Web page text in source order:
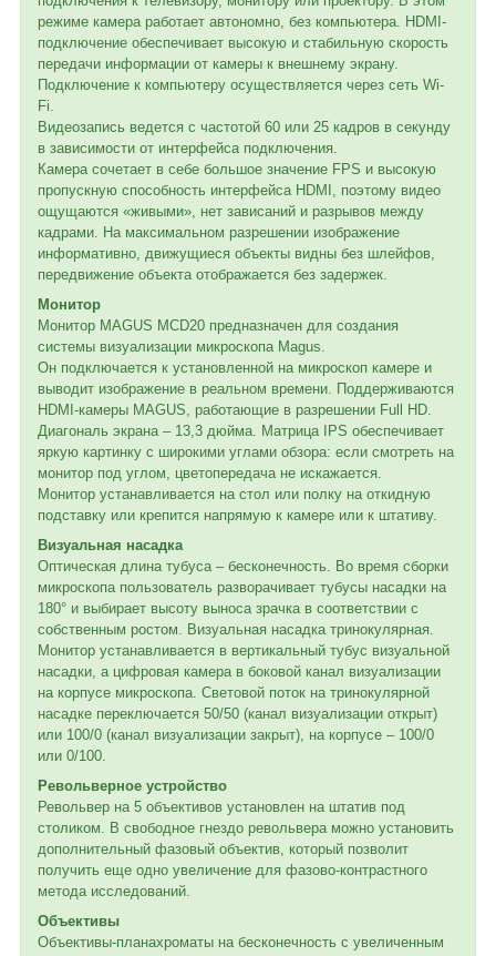
режиме камера работает автономно, без компьютера. HDMI-
подключение обеспечивает высокую и стабильную скорость
передачи информации от камеры к внешнему экрану.
Подключение к компьютеру осуществляется через сеть Wi-
Fi.
Видеозапись ведется с частотой 60 или 25 кадров в секунду
в зависимости от интерфейса подключения.
Камера сочетает в себе большое значение FPS и высокую
пропускную способность интерфейса HDMI, поэтому видео
ощущаются «живыми», нет зависаний и разрывов между
кадрами. На максимальном разрешении изображение
информативно, движущиеся объекты видны без шлейфов,
передвижение объекта отображается без задержек.
Монитор
Монитор MAGUS MCD20 предназначен для создания
системы визуализации микроскопа Magus.
Он подключается к установленной на микроскоп камере и
выводит изображение в реальном времени. Поддерживаются
HDMI-камеры MAGUS, работающие в разрешении Full HD.
Диагональ экрана – 13,3 дюйма. Матрица IPS обеспечивает
яркую картинку с широкими углами обзора: если смотреть на
монитор под углом, цветопередача не искажается.
Монитор устанавливается на стол или полку на откидную
подставку или крепится напрямую к камере или к штативу.
Визуальная насадка
Оптическая длина тубуса – бесконечность. Во время сборки
микроскопа пользователь разворачивает тубусы насадки на
180° и выбирает высоту выноса зрачка в соответствии с
собственным ростом. Визуальная насадка тринокулярная.
Монитор устанавливается в вертикальный тубус визуальной
насадки, а цифровая камера в боковой канал визуализации
на корпусе микроскопа. Световой поток на тринокулярной
насадке переключается 50/50 (канал визуализации открыт)
или 100/0 (канал визуализации закрыт), на корпусе – 100/0
или 0/100.
Револьверное устройство
Револьвер на 5 объективов установлен на штатив под
столиком. В свободное гнездо револьвера можно установить
дополнительный фазовый объектив, который позволит
получить еще одно увеличение для фазово-контрастного
метода исследований.
Объективы
Объективы-планахроматы на бесконечность с увеличенным